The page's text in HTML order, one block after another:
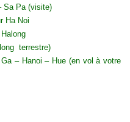
Sa Pa (visite)
Ha Noi
terrestre)
– Hanoi – Hue (en vol à votre